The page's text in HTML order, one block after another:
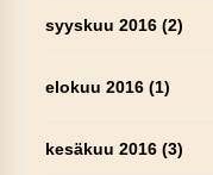
syyskuu 2016(2)
elokuu 2016(1)
kesäkuu 2016(3)